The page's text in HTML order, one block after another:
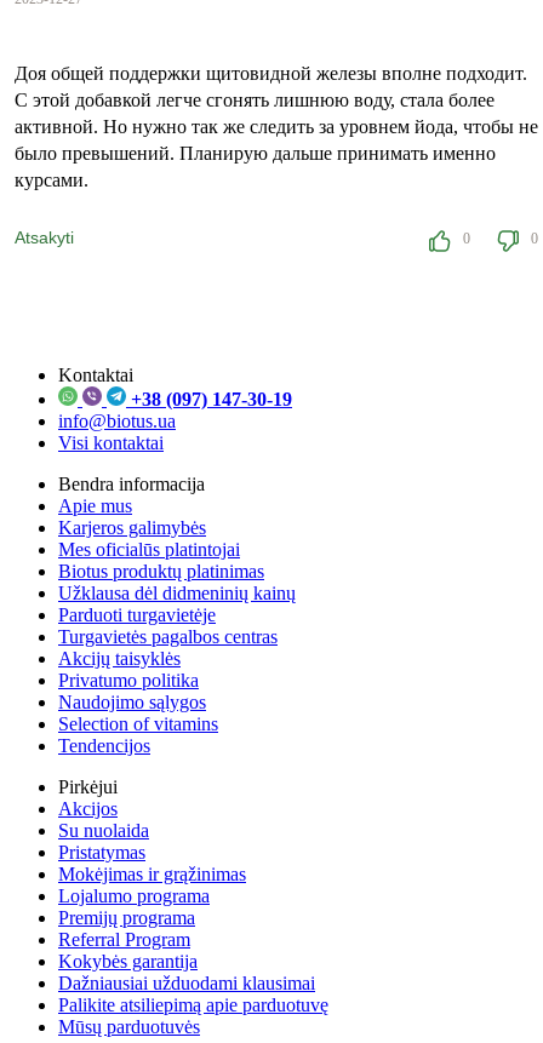
Доя общей поддержки щитовидной железы вполне подходит.
С этой добавкой легче сгонять лишнюю воду, стала более
активной. Но нужно так же следить за уровнем йода, чтобы не
было превышений. Планирую дальше принимать именно
курсами.
Atsakyti 0 0
Kontaktai
+38 (097) 147-30-19
info@biotus.ua
Visi kontaktai
Bendra informacija
Apie mus
Karjeros galimybės
Mes oficialūs platintojai
Biotus produktų platinimas
Užklausa dėl didmeninių kainų
Parduoti turgavietėje
Turgavietės pagalbos centras
Akcijų taisyklės
Privatumo politika
Naudojimo sąlygos
Selection of vitamins
Tendencijos
Pirkėjui
Akcijos
Su nuolaida
Pristatymas
Mokėjimas ir grąžinimas
Lojalumo programa
Premijų programa
Referral Program
Kokybės garantija
Dažniausiai užduodami klausimai
Palikite atsiliepimą apie parduotuvę
Mūsų parduotuvės